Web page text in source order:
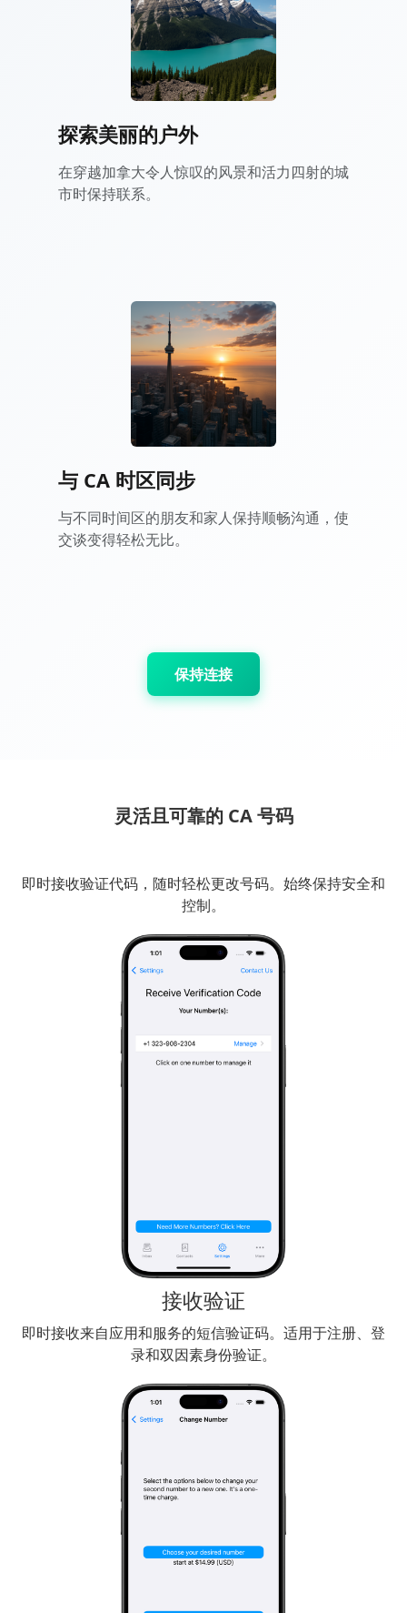
探索美丽的户外
在穿越加拿大令人惊叹的风景和活力四射的城
市时保持联系。
与 CA 时区同步
与不同时间区的朋友和家人保持顺畅沟通，使
交谈变得轻松无比。
保持连接
灵活且可靠的 CA 号码
即时接收验证代码，随时轻松更改号码。始终保持安全和
控制。
接收验证
即时接收来自应用和服务的短信验证码。适用于注册、登
录和双因素身份验证。